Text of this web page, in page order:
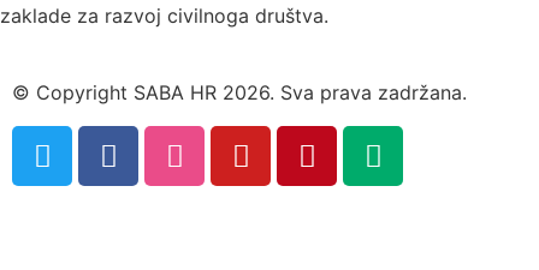
zaklade za razvoj civilnoga društva.
© Copyright SABA HR 2026. Sva prava zadržana.